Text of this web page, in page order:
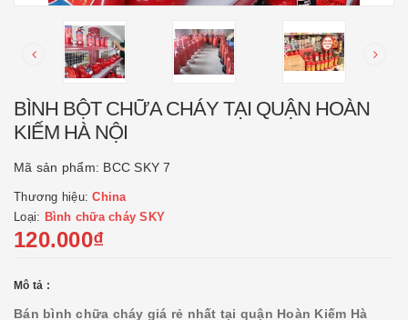
BÌNH BỘT CHỮA CHÁY TẠI QUẬN HOÀN
KIẾM HÀ NỘI
Mã sản phẩm: BCC SKY 7
Thương hiệu:China
Loại: Bình chữa cháy SKY
120.000₫
Mô tả :
Bán bình chữa cháy giá rẻ nhất tại quận Hoàn Kiếm Hà